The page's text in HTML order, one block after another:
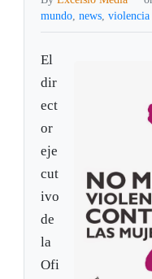
mundo,news,violencia
El
dir
ect
or
eje
cut
ivo
de
la
Ofi